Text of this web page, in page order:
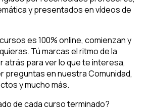
y presentados en vídeos de
es 100% online, comienzan y
Tú marcas el ritmo de la
atrás para ver lo que te interesa,
preguntas en nuestra Comunidad,
y mucho más.
de cada curso terminado?